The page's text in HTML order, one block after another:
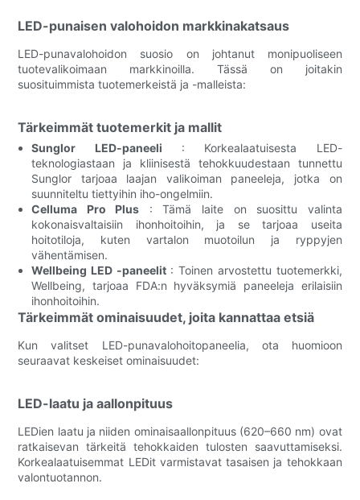
LED-punaisen valohoidon markkinakatsaus
LED-punavalohoidon suosio on johtanut monipuoliseen
tuotevalikoimaan markkinoilla. Tässä on joitakin
suosituimmista tuotemerkeistä ja -malleista:
Tärkeimmät tuotemerkit ja mallit
Sunglor LED-paneeli : Korkealaatuisesta LED-
teknologiastaan ​​ja kliinisestä tehokkuudestaan ​​tunnettu
Sunglor tarjoaa laajan valikoiman paneeleja, jotka on
suunniteltu tiettyihin iho-ongelmiin.
Celluma Pro Plus : Tämä laite on suosittu valinta
kokonaisvaltaisiin ihonhoitoihin, ja se tarjoaa useita
hoitotiloja, kuten vartalon muotoilun ja ryppyjen
vähentämisen.
Wellbeing LED -paneelit: Toinen arvostettu tuotemerkki,
Wellbeing, tarjoaa FDA:n hyväksymiä paneeleja erilaisiin
ihonhoitoihin.
Tärkeimmät ominaisuudet, joita kannattaa etsiä
Kun valitset LED-punavalohoitopaneelia, ota huomioon
seuraavat keskeiset ominaisuudet:
LED-laatu ja aallonpituus
LEDien laatu ja niiden ominaisaallonpituus (620–660 nm) ovat
ratkaisevan tärkeitä tehokkaiden tulosten saavuttamiseksi.
Korkealaatuisemmat LEDit varmistavat tasaisen ja tehokkaan
valontuotannon.